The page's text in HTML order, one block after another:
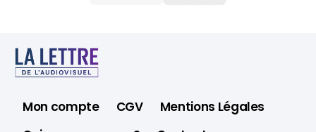
Mon compte CGV
Mentions Légales